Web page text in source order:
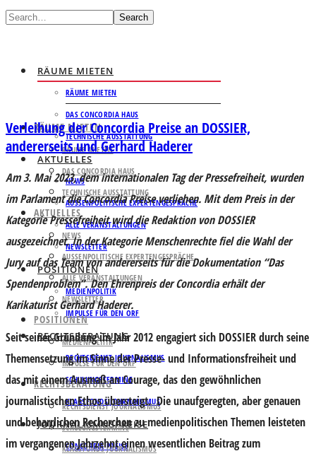
Search
RÄUME MIETEN
RÄUME MIETEN
DAS CONCORDIA HAUS
TECHNISCHE AUSSTATTUNG
AKTUELLES
NEWS
AUSSENPOLITISCHE EXPERTENGESPRÄCHE
ALLE VERANSTALTUNGEN
NEWSLETTER
POSITIONEN
MEDIENPOLITIK
IMPULSE FÜR DEN ORF
RECHTSBERATUNG
RECHTSDIENST JOURNALISMUS
SCHULUNGSTERMINE
KLAGSFONDS JOURNALISMUS
JOURNALISMUSPREISE
CONCORDIA PREISE
RÄUME MIETEN
RÄUME MIETEN
DAS CONCORDIA HAUS
TECHNISCHE AUSSTATTUNG
AKTUELLES
NEWS
AUSSENPOLITISCHE EXPERTENGESPRÄCHE
ALLE VERANSTALTUNGEN
NEWSLETTER
POSITIONEN
MEDIENPOLITIK
IMPULSE FÜR DEN ORF
RECHTSBERATUNG
RECHTSDIENST JOURNALISMUS
SCHULUNGSTERMINE
KLAGSFONDS JOURNALISMUS
Verleihung der Concordia Preise an DOSSIER,
andererseits und Gerhard Haderer
Am 3. Mai 2023, dem internationalen Tag der Pressefreiheit, wurden
im Parlament die Concordia Preise verliehen. Mit dem Preis in der
Kategorie Pressefreiheit wird die Redaktion von DOSSIER
ausgezeichnet. In der Kategorie Menschenrechte fiel die Wahl der
Jury auf das Team von andererseits für die Dokumentation “Das
Spendenproblem”. Den Ehrenpreis der Concordia erhält der
Karikaturist Gerhard Haderer.
Seit seiner Gründung im Jahr 2012 engagiert sich DOSSIERdurch seine
Themensetzung im Sinne der Presse- und Informationsfreiheit und
das mit einem Ausmaß an Courage, das den gewöhnlichen
journalistischen Ethos übersteigt. Die unaufgeregten, aber genauen
und beharrlichen Recherchen zu medienpolitischen Themen leisteten
im vergangenen Jahrzehnt einen wesentlichen Beitrag zum